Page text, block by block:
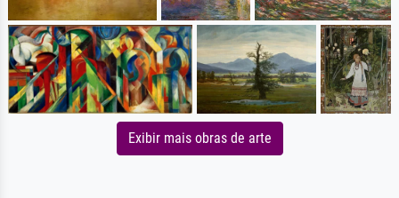
Exibir mais obras de arte